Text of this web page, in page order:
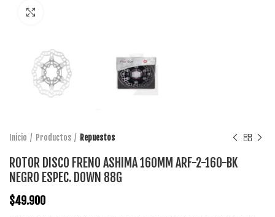
Inicio Productos Repuestos
ROTOR DISCO FRENO ASHIMA 160MM ARF-2-160-BK
NEGRO ESPEC. DOWN 88G
$49.900